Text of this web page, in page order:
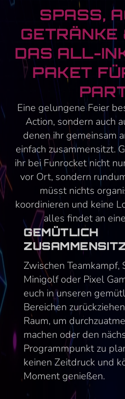
SPASS,
ETRÄNKE
AS ALL-
AKET FÜR
Eine gelungene Feier
Action, sondern auch
denen ihr gemeinsam
einfach zusammensitzt.
ihr bei Funrocket nicht
vor Ort, sondern
müsst nichts
koordinieren und keine
alles findet an
GEMÜTLICH
Zwischen Teamkampf,
Minigolf oder Pixel
euch in unseren
Bereichen
Raum, um
machen oder den
Programmpunkt zu
keinen Zeitdruck und
Moment genießen.